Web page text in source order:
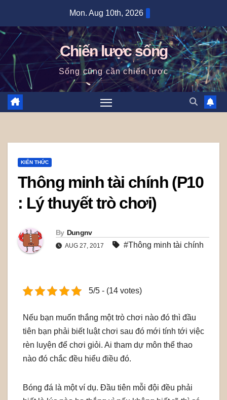
content
Mon. Aug 10th, 2026
Chiến lược sống
Sống cũng cần chiến lược
KIẾN THỨC
Thông minh tài chính (P10
: Lý thuyết trò chơi)
By Dungnv
AUG 27, 2017 #Thông minh tài chính
5/5 - (14 votes)
Nếu bạn muốn thắng một trò chơi nào đó thì đầu
tiên bạn phải biết luật chơi sau đó mới tính tới việc
rèn luyện để chơi giỏi. Ai tham dự môn thể thao
nào đó chắc đều hiểu điều đó.
Bóng đá là một ví dụ. Đầu tiên mỗi đội đều phải